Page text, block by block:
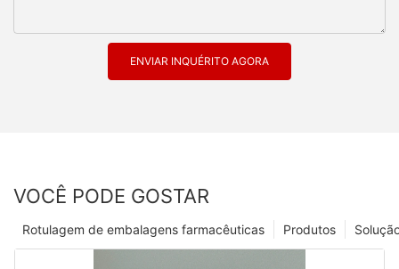
ENVIAR INQUÉRITO AGORA
VOCÊ PODE GOSTAR
Produtos
Rotulagem de embalagens farmacêuticas